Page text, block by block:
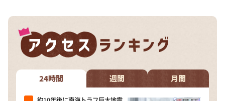
教えて！ニュースライブ 正義のミカタ
ＬＩＦＥ～夢のカタチ～
新婚さんいらっしゃい！
ポツンと一軒家
24時間 週間 月間